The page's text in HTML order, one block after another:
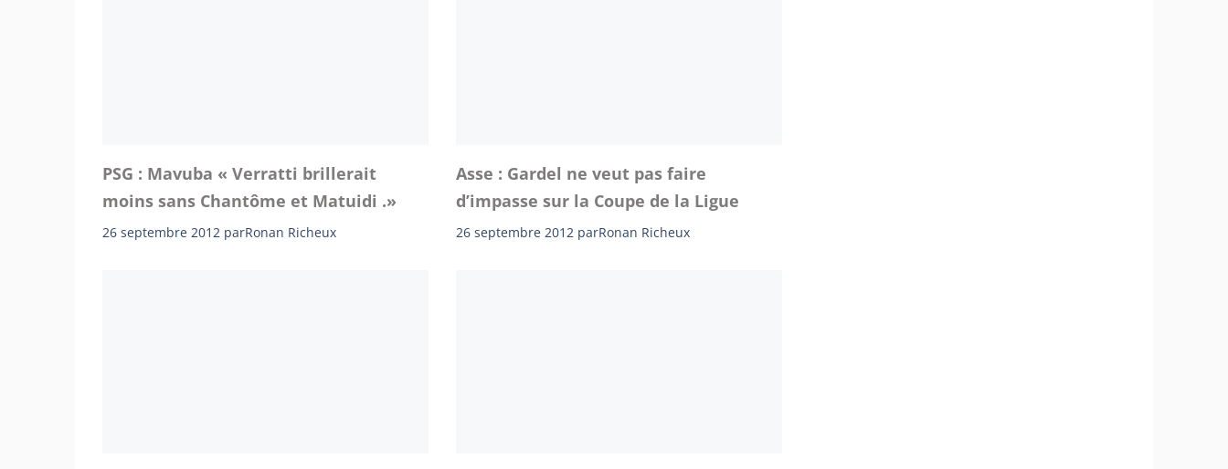
PSG : Mavuba « Verratti brillerait
moins sans Chantôme et Matuidi .»
26 septembre 2012 parRonan Richeux
Asse : Gardel ne veut pas faire
d’impasse sur la Coupe de la Ligue
26 septembre 2012 parRonan Richeux